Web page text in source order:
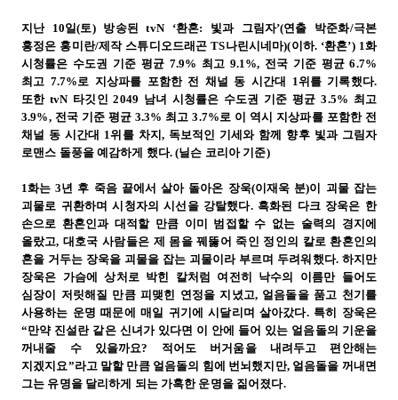
지난 10일(토) 방송된 tvN ‘환혼: 빛과 그림자’(연출 박준화/극본
홍정은 홍미란/제작 스튜디오드래곤 TS나린시네마)(이하. ‘환혼’) 1화
시청률은 수도권 기준 평균 7.9% 최고 9.1%, 전국 기준 평균 6.7%
최고 7.7%로 지상파를 포함한 전 채널 동 시간대 1위를 기록했다.
또한 tvN 타깃인 2049 남녀 시청률은 수도권 기준 평균 3.5% 최고
3.9%, 전국 기준 평균 3.3% 최고 3.7%로 이 역시 지상파를 포함한 전
채널 동 시간대 1위를 차지, 독보적인 기세와 함께 향후 빛과 그림자
로맨스 돌풍을 예감하게 했다. (닐슨 코리아 기준)
1화는 3년 후 죽음 끝에서 살아 돌아온 장욱(이재욱 분)이 괴물 잡는
괴물로 귀환하며 시청자의 시선을 강탈했다. 흑화된 다크 장욱은 한
손으로 환혼인과 대적할 만큼 이미 범접할 수 없는 술력의 경지에
올랐고, 대호국 사람들은 제 몸을 꿰뚫어 죽인 정인의 칼로 환혼인의
혼을 거두는 장욱을 괴물을 잡는 괴물이라 부르며 두려워했다. 하지만
장욱은 가슴에 상처로 박힌 칼처럼 여전히 낙수의 이름만 들어도
심장이 저릿해질 만큼 피맺힌 연정을 지녔고, 얼음돌을 품고 천기를
사용하는 운명 때문에 매일 귀기에 시달리며 살아갔다. 특히 장욱은
“만약 진설란 같은 신녀가 있다면 이 안에 들어 있는 얼음돌의 기운을
꺼내줄 수 있을까요? 적어도 버거움을 내려두고 편안해는
지겠지요”라고 말할 만큼 얼음돌의 힘에 번뇌했지만, 얼음돌을 꺼내면
그는 유명을 달리하게 되는 가혹한 운명을 짊어졌다.